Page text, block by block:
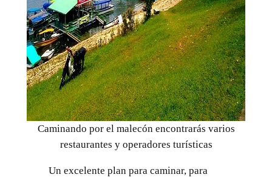
Caminando por el malecón encontrarás varios
restaurantes y operadores turísticas
Un excelente plan para caminar, para